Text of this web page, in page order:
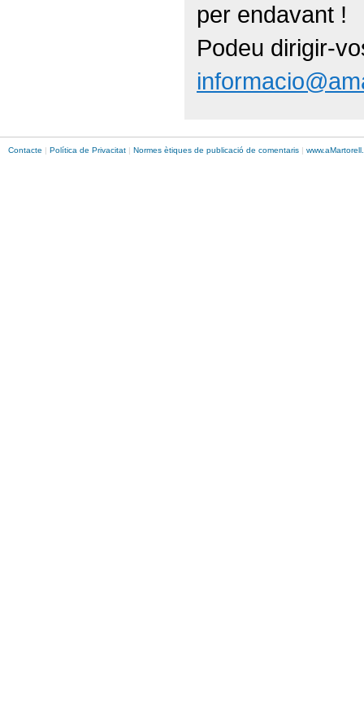
per endavant !
Podeu dirigir-
Contacte | Política de Privacitat | Normes ètiques de publicació de comentaris | www.aMartorell